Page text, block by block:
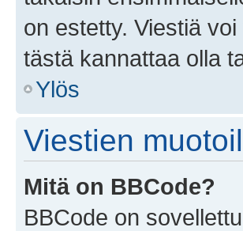
on estetty. Viestiä
tästä kannattaa olla
Ylös
Viestien
Mitä on BBCode?
BBCode on